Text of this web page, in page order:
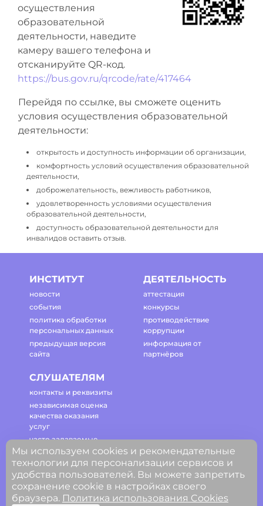
осуществления
образовательной
деятельности, наведите
камеру вашего телефона и
отсканируйте QR-код.
https://bus.gov.ru/qrcode/rate/417464
Перейдя по ссылке, вы сможете оценить
условия осуществления образовательной
деятельности:
открытость и доступность информации об организации,
комфортность условий осуществления образовательной
деятельности,
доброжелательность, вежливость работников,
удовлетворенность условиями осуществления
образовательной деятельности,
доступность образовательной деятельности для
инвалидов оставить отзыв.
ИНСТИТУТ
новости
события
политика обработки
персональных данных
предыдущая версия
сайта
ДЕЯТЕЛЬНОСТЬ
аттестация
конкурсы
противодействие
коррупции
информация от
партнёров
СЛУШАТЕЛЯМ
контакты и реквизиты
независимая оценка
качества оказания
услуг
часто задаваемые
вопросы
регламент работы
сайта
Мы используем cookies и рекомендательные
технологии для персонализации сервисов и
удобства пользователей. Вы можете запретить
сохранение cookie в настройках своего
браузера. Политика использования Cookies